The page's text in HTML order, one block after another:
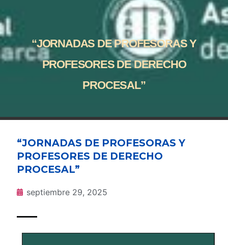
“JORNADAS DE PROFESORAS Y
PROFESORES DE DERECHO
PROCESAL”
“JORNADAS DE PROFESORAS Y
PROFESORES DE DERECHO
PROCESAL”
septiembre 29, 2025